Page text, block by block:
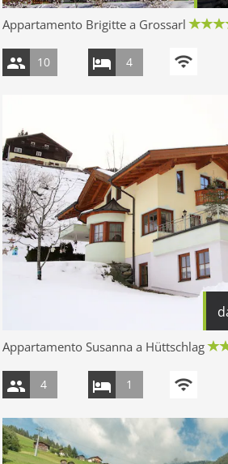
Appartamento Brigitte a Grossarl
10 4
Appartamento Susanna a Hüttschlag
4 1